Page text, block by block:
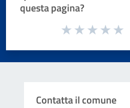
questa pagina?
Valuta da 1 a 5 stelle la pagina
Contatta il comune